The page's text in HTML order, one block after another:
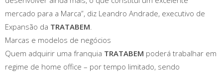
mercado para a Marca”, diz Leandro Andrade, executivo de
Expansão da TRATABEM
Marcas e modelos de negócios
Quem adquirir uma franquia TRATABEM poderá trabalhar em
regime de home office – por tempo limitado, sendo